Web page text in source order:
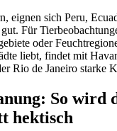
eignen sich Peru,
Für
oder
liebt, findet mit
Rio de Janeiro starke
So wird
hektisch